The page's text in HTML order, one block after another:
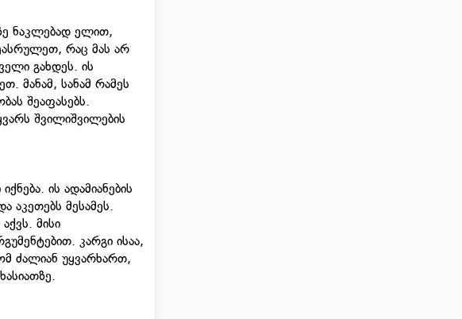
ნაკლებად ელით,
რაც მას არ
გახდეს. ის
მანამ, სანამ რამეს
შეაფასებს.
შვილიშვილების
ის ადამიანების
აკეთებს მესამეს.
მისი
კარგი ისაა,
ძალიან უყვარხართ,